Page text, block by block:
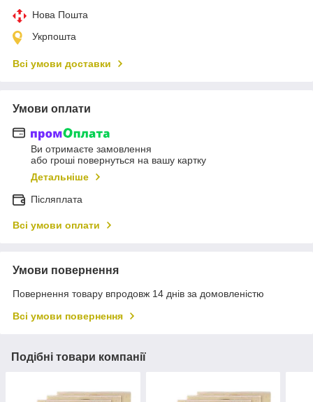
Нова Пошта
Укрпошта
Всі умови доставки
Умови оплати
Ви отримаєте замовлення
або гроші повернуться на вашу картку
Детальніше
Післяплата
Всі умови оплати
Умови повернення
Повернення товару впродовж 14 днів за домовленістю
Всі умови повернення
Подібні товари компанії